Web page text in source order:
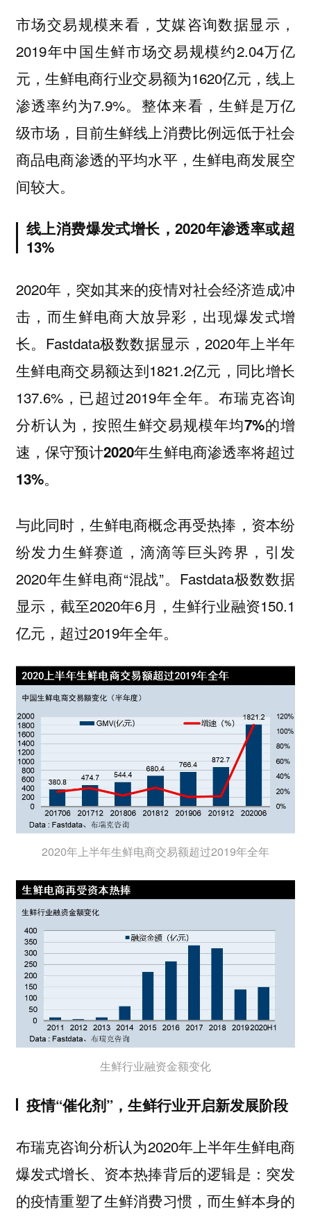
市场交易规模来看，艾媒咨询数据显示，
2019年中国生鲜市场交易规模约2.04万亿
元，生鲜电商行业交易额为1620亿元，线上
渗透率约为7.9%。整体来看，生鲜是万亿
级市场，目前生鲜线上消费比例远低于社会
商品电商渗透的平均水平，生鲜电商发展空
间较大。
线上消费爆发式增长，2020年渗透率或超
13%
2020年，突如其来的疫情对社会经济造成冲
击，而生鲜电商大放异彩，出现爆发式增
长。Fastdata极数数据显示，2020年上半年
生鲜电商交易额达到1821.2亿元，同比增长
137.6%，已超过2019年全年。布瑞克咨询
分析认为， 按照生鲜交易规模年均7%的增
速，保守预计2020年生鲜电商渗透率将超过
13%。
与此同时，生鲜电商概念再受热捧，资本纷
纷发力生鲜赛道，滴滴等巨头跨界，引发
2020年生鲜电商“混战”。Fastdata极数数据
显示，截至2020年6月，生鲜行业融资150.1
亿元，超过2019年全年。
2020年上半年生鲜电商交易额超过2019年全年
生鲜行业融资金额变化
疫情“催化剂”，生鲜行业开启新发展阶段
布瑞克咨询分析认为2020年上半年生鲜电商
爆发式增长、资本热捧背后的逻辑是：突发
的疫情重塑了生鲜消费习惯，而生鲜本身的